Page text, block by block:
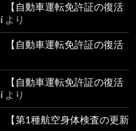
自動車運転免許証の復活
より
自動車運転免許証の復活
自動車運転免許証の復活
より
第1種航空身体検査の更新